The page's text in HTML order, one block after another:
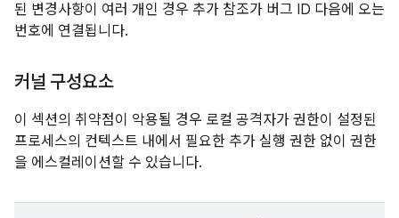
된 변경사항이 여러 개인 경우 추가 참조가 버그 ID 다음에 오는
번호에 연결됩니다.
커널 구성요소
이 섹션의 취약점이 악용될 경우 로컬 공격자가 권한이 설정된
프로세스의 컨텍스트 내에서 필요한 추가 실행 권한 없이 권한
을 에스컬레이션할 수 있습니다.